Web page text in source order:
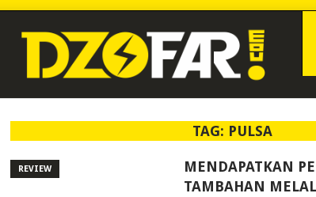
TAG: PULSA
REVIEW
MENDAPATKAN
TAMBAHAN